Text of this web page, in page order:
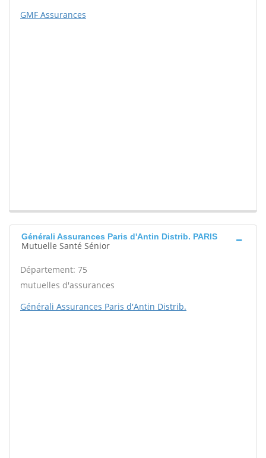
GMF Assurances
Générali Assurances Paris d'Antin Distrib. PARIS
Mutuelle Santé Sénior
Département: 75
mutuelles d'assurances
Générali Assurances Paris d'Antin Distrib.